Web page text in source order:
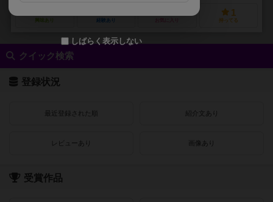
興味あり 経験あり
1
持ってる
クイック検索
登録状況
最近登録された順 紹介文あり
レビューあり 画像あり
受賞作品
しばらく表示しない